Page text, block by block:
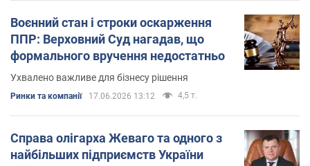
Воєнний стан і строки оскарження
ППР: Верховний Суд нагадав, що
формального вручення недостатньо
Ухвалено важливе для бізнесу рішення
Ринки та компанії 17.06.2026 13:12 4,5 т.
Справа олігарха Жеваго та одного з
найбільших підприємств України